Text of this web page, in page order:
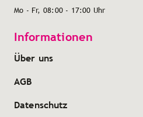
Mo - Fr, 08:00 - 17:00 Uhr
Informationen
Über uns
AGB
Datenschutz